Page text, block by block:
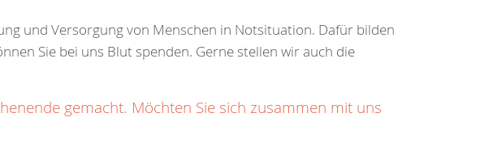
und Versorgung von Menschen in Notsituation. Dafür bilden
Sie bei uns Blut spenden. Gerne stellen wir auch die
gemacht. Möchten Sie sich zusammen mit uns